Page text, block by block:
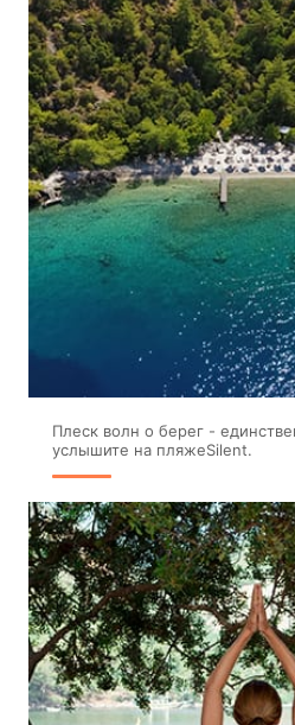
Плеск волн о берег -
услышите на пляжеSilent.